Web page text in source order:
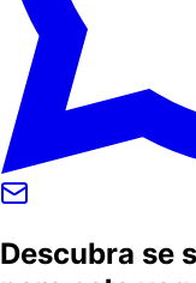
Descubra se